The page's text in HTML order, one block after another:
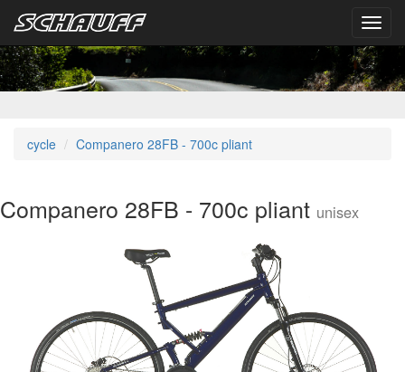
cycle Companero 28FB - 700c pliant
Companero 28FB - 700c pliant unisex